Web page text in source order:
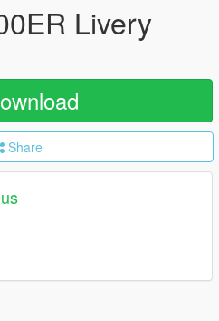
Livery
Share